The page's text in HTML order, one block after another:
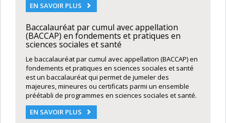
EN SAVOIR PLUS
Baccalauréat par cumul avec appellation
(BACCAP) en fondements et pratiques en
sciences sociales et santé
Le baccalauréat par cumul avec appellation (BACCAP) en
fondements et pratiques en sciences sociales et santé
est un baccalauréat qui permet de jumeler des
majeures, mineures ou certificats parmi un ensemble
préétabli de programmes en sciences sociales et santé.
EN SAVOIR PLUS